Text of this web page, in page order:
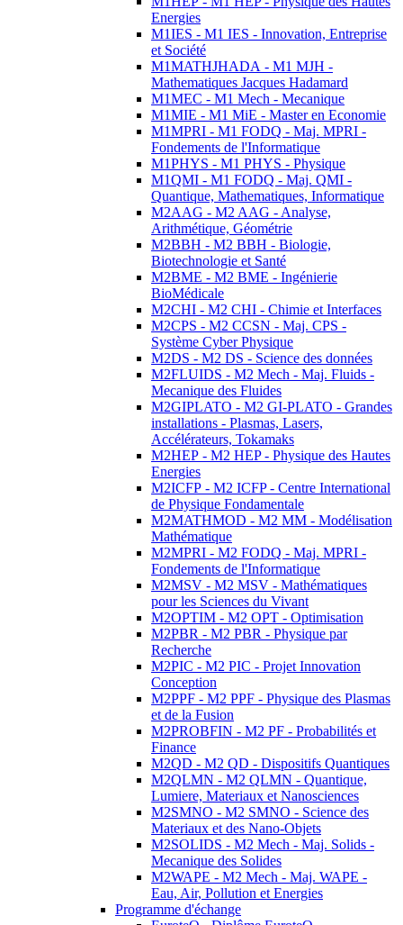
Energies
M1IES - M1 IES - Innovation, Entreprise
et Société
M1MATHJHADA - M1 MJH -
Mathematiques Jacques Hadamard
M1MEC - M1 Mech - Mecanique
M1MIE - M1 MiE - Master en Economie
M1MPRI - M1 FODQ - Maj. MPRI -
Fondements de l'Informatique
M1PHYS - M1 PHYS - Physique
M1QMI - M1 FODQ - Maj. QMI -
Quantique, Mathematiques, Informatique
M2AAG - M2 AAG - Analyse,
Arithmétique, Géométrie
M2BBH - M2 BBH - Biologie,
Biotechnologie et Santé
M2BME - M2 BME - Ingénierie
BioMédicale
M2CHI - M2 CHI - Chimie et Interfaces
M2CPS - M2 CCSN - Maj. CPS -
Système Cyber Physique
M2DS - M2 DS - Science des données
M2FLUIDS - M2 Mech - Maj. Fluids -
Mecanique des Fluides
M2GIPLATO - M2 GI-PLATO - Grandes
installations - Plasmas, Lasers,
Accélérateurs, Tokamaks
M2HEP - M2 HEP - Physique des Hautes
Energies
M2ICFP - M2 ICFP - Centre International
de Physique Fondamentale
M2MATHMOD - M2 MM - Modélisation
Mathématique
M2MPRI - M2 FODQ - Maj. MPRI -
Fondements de l'Informatique
M2MSV - M2 MSV - Mathématiques
pour les Sciences du Vivant
M2OPTIM - M2 OPT - Optimisation
M2PBR - M2 PBR - Physique par
Recherche
M2PIC - M2 PIC - Projet Innovation
Conception
M2PPF - M2 PPF - Physique des Plasmas
et de la Fusion
M2PROBFIN - M2 PF - Probabilités et
Finance
M2QD - M2 QD - Dispositifs Quantiques
M2QLMN - M2 QLMN - Quantique,
Lumiere, Materiaux et Nanosciences
M2SMNO - M2 SMNO - Science des
Materiaux et des Nano-Objets
M2SOLIDS - M2 Mech - Maj. Solids -
Mecanique des Solides
M2WAPE - M2 Mech - Maj. WAPE -
Eau, Air, Pollution et Energies
Programme d'échange